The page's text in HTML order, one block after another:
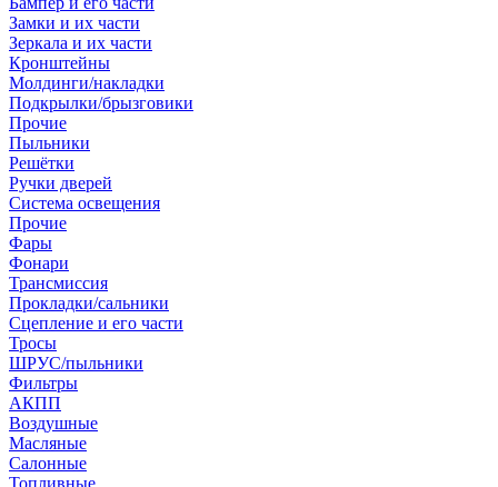
Замки и их части
Зеркала и их части
Кронштейны
Молдинги/накладки
Подкрылки/брызговики
Прочие
Пыльники
Решётки
Ручки дверей
Система освещения
Прочие
Фары
Фонари
Трансмиссия
Прокладки/сальники
Сцепление и его части
Тросы
ШРУС/пыльники
Фильтры
АКПП
Воздушные
Масляные
Салонные
Топливные